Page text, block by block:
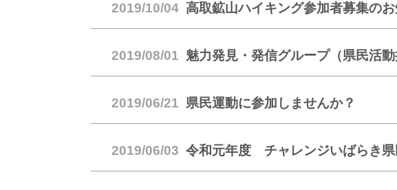
2019/10/04 高取鉱山ハイキング参加者募集の
2019/08/01 魅力発見・発信グループ（県民活
2019/06/21 県民運動に参加しませんか？
2019/06/03 令和元年度 チャレンジいばらき